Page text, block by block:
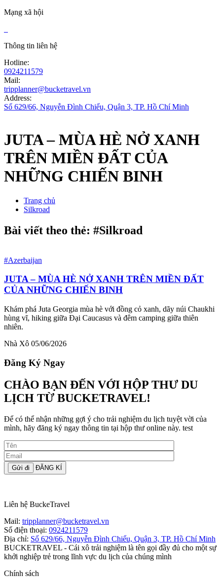
Mạng xã hội
Thông tin liên hệ
Hotline:
0924211579
Mail:
tripplanner@bucketravel.vn
Address:
Số 629/66, Nguyễn Đình Chiểu, Quận 3, TP. Hồ Chí Minh
JUTA – MÙA HÈ NỞ XANH
TRÊN MIỀN ĐẤT CỦA
NHỮNG CHIẾN BINH
Trang chủ
Silkroad
Bài viết theo thẻ: #Silkroad
#Azerbaijan
JUTA – MÙA HÈ NỞ XANH TRÊN MIỀN ĐẤT
CỦA NHỮNG CHIẾN BINH
Khám phá Juta Georgia mùa hè với đồng cỏ xanh, dãy núi Chaukhi
hùng vĩ, hiking giữa Đại Caucasus và đêm camping giữa thiên
nhiên.
Nhà Xô 05/06/2026
Đăng Ký Ngay
CHÀO BẠN ĐẾN VỚI HỘP THƯ DU
LỊCH TỪ BUCKETRAVEL!
Để có thể nhận những gợi ý cho trải nghiệm du lịch tuyệt vời của
mình, hãy đăng ký ngay thông tin tại hộp thư online này. test
ĐĂNG KÍ
Liên hệ BuckeTravel
Mail: tripplanner@bucketravel.vn
Số điện thoại: 0924211579
Địa chỉ: Số 629/66, Nguyễn Đình Chiểu, Quận 3, TP. Hồ Chí Minh
BUCKETRAVEL - Cái xô trải nghiệm là tên gọi đầy đủ cho một sự
khởi nghiệp trẻ trong lĩnh vực du lịch của chúng mình
Chính sách